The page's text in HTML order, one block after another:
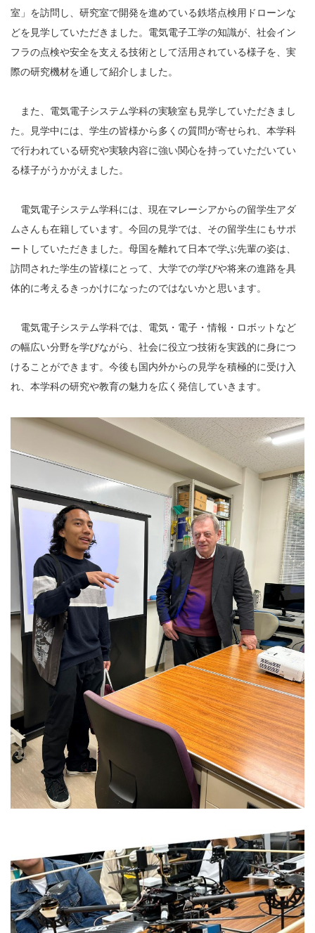
室」を訪問し、研究室で開発を進めている鉄塔点検用ドローンな
どを見学していただきました。電気電子工学の知識が、社会イン
フラの点検や安全を支える技術として活用されている様子を、実
際の研究機材を通して紹介しました。
また、電気電子システム学科の実験室も見学していただきまし
た。見学中には、学生の皆様から多くの質問が寄せられ、本学科
で行われている研究や実験内容に強い関心を持っていただいてい
る様子がうかがえました。
電気電子システム学科には、現在マレーシアからの留学生アダ
ムさんも在籍しています。今回の見学では、その留学生にもサポ
ートしていただきました。母国を離れて日本で学ぶ先輩の姿は、
訪問された学生の皆様にとって、大学での学びや将来の進路を具
体的に考えるきっかけになったのではないかと思います。
電気電子システム学科では、電気・電子・情報・ロボットなど
の幅広い分野を学びながら、社会に役立つ技術を実践的に身につ
けることができます。今後も国内外からの見学を積極的に受け入
れ、本学科の研究や教育の魅力を広く発信していきます。